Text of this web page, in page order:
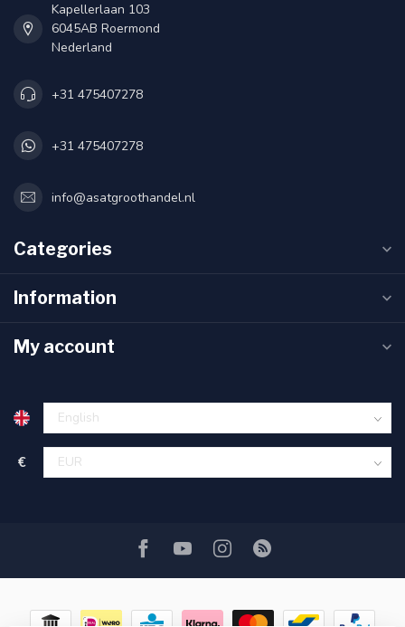
Kapellerlaan 103
6045AB Roermond
Nederland
+31 475407278
+31 475407278
info@asatgroothandel.nl
Categories
Information
My account
€